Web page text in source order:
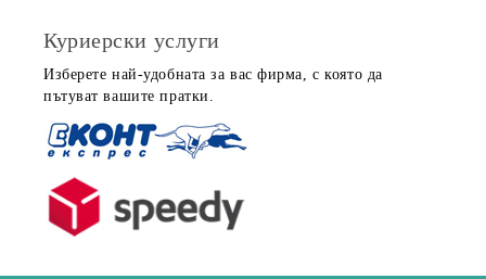
Куриерски услуги
Изберете най-удобната за вас фирма, с която да
пътуват вашите пратки.